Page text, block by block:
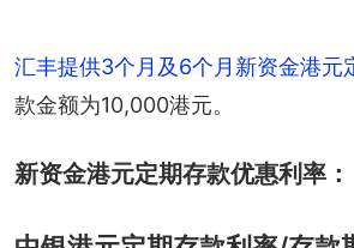
汇丰提供3个月及6个月新资金港元
款金额为10,000港元。
新资金港元定期存款优惠利率：